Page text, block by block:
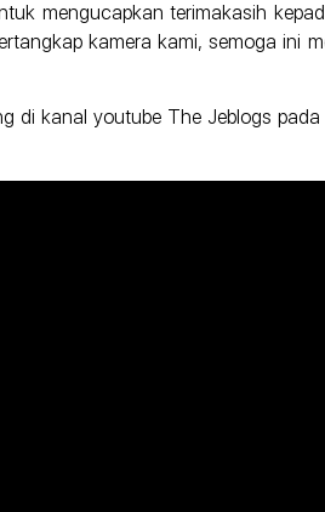
mengucapkan terimakasih
kamera kami, semoga ini
di kanal youtube The Jeblogs